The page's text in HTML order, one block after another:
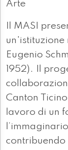
Arte
Il MASI
un'istituzione
Eugenio
1952). Il
Canton
lavoro di un
contribuendo